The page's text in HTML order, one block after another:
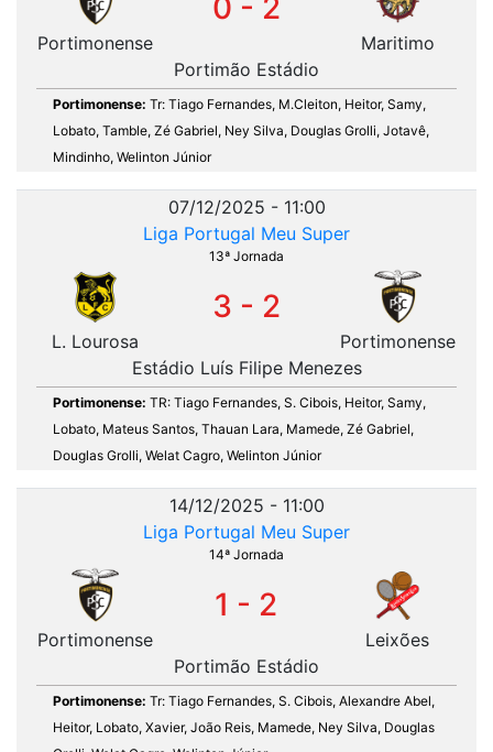
Portimonense
0 - 2
Maritimo
Portimão Estádio
Portimonense: Tr: Tiago Fernandes, M.Cleiton, Heitor, Samy,
Lobato, Tamble, Zé Gabriel, Ney Silva, Douglas Grolli, Jotavê,
Mindinho, Welinton Júnior
07/12/2025 - 11:00
Liga Portugal Meu Super
13ª Jornada
L. Lourosa
3 - 2
Portimonense
Estádio Luís Filipe Menezes
Portimonense: TR: Tiago Fernandes, S. Cibois, Heitor, Samy,
Lobato, Mateus Santos, Thauan Lara, Mamede, Zé Gabriel,
Douglas Grolli, Welat Cagro, Welinton Júnior
14/12/2025 - 11:00
Liga Portugal Meu Super
14ª Jornada
Portimonense
1 - 2
Leixões
Portimão Estádio
Portimonense: Tr: Tiago Fernandes, S. Cibois, Alexandre Abel,
Heitor, Lobato, Xavier, João Reis, Mamede, Ney Silva, Douglas